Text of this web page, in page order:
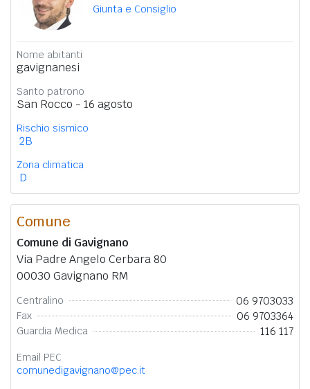
Giunta e Consiglio
Nome abitanti
gavignanesi
Santo patrono
San Rocco - 16 agosto
Rischio sismico
2B
Zona climatica
D
Comune
Comune di Gavignano
Via Padre Angelo Cerbara 80
00030 Gavignano RM
Centralino 06 9703033
Fax 06 9703364
Guardia Medica 116 117
Email PEC
comunedigavignano@pec.it